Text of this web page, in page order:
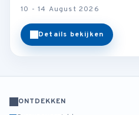
10 - 14 August 2026
Details bekijken
ONTDEKKEN